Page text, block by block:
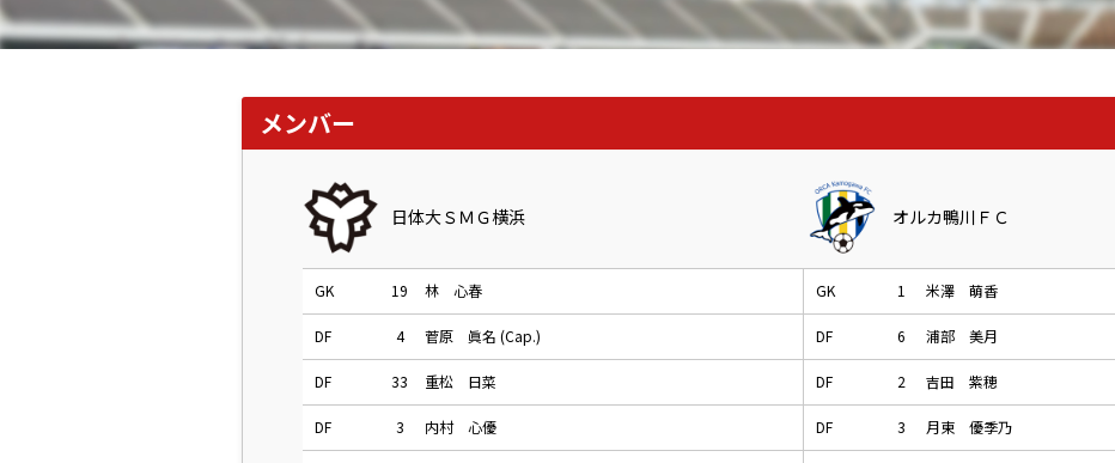
メンバー
日体大ＳＭＧ横浜
GK 19 林 心春
DF 4 菅原 眞名 (Cap.)
DF 33 重松 日菜
DF 3 内村 心優
オルカ鴨川ＦＣ
GK 1 米澤 萌香
DF 6 浦部 美月
DF 2 吉田 紫穂
DF 3 月東 優季乃